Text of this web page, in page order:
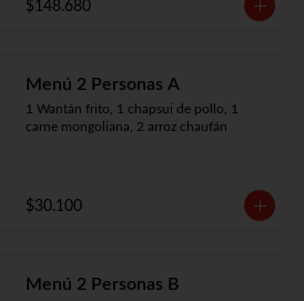
$148.680
Menú 2 Personas A
1 Wantán frito, 1 chapsui de pollo, 1
carne mongoliana, 2 arroz chaufán
$30.100
Menú 2 Personas B